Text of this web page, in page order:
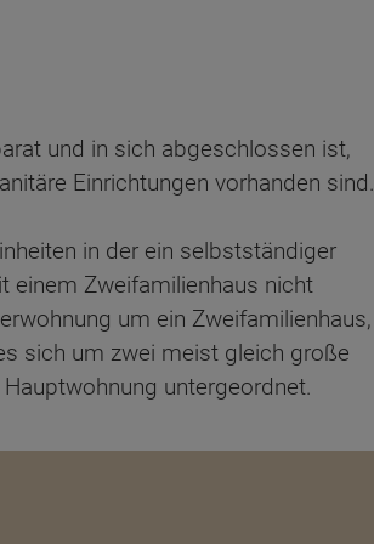
und in sich abgeschlossen ist,
Einrichtungen vorhanden sind.
in der ein selbstständiger
einem Zweifamilienhaus nicht
um ein Zweifamilienhaus,
sich um zwei meist gleich große
untergeordnet.